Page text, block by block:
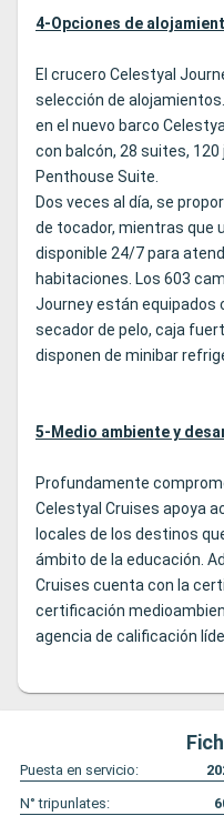
4-Opciones de
El crucero Celestyal
selección de
en el nuevo barco
con balcón, 28 suites,
Penthouse Suite.
Dos veces al día, se
de tocador, mientras que
disponible 24/7 para
habitaciones. Los 603
Journey están equipados
secador de pelo, caja
disponen de minibar
5-Medio ambiente y
Profundamente
Celestyal Cruises apoya
locales de los destinos
ámbito de la educación.
Cruises cuenta con la
certificación
agencia de calificación
Puesta en servicio:
N° tripunlates: